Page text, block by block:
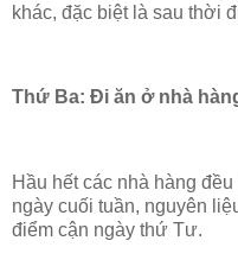
khác, đặc biệt là sau thời
Thứ Ba: Đi ăn ở nhà
Hầu hết các nhà hàng
ngày cuối tuần, nguyên
điểm cận ngày thứ Tư.